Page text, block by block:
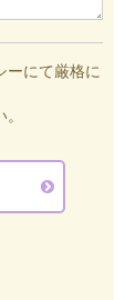
ーにて厳格に